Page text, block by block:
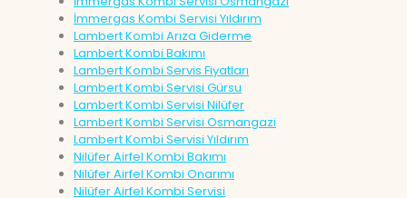
İmmergas Kombi Servisi Yıldırım
Lambert Kombi Arıza Giderme
Lambert Kombi Bakımı
Lambert Kombi Servis Fiyatları
Lambert Kombi Servisi Gürsu
Lambert Kombi Servisi Nilüfer
Lambert Kombi Servisi Osmangazi
Lambert Kombi Servisi Yıldırım
Nilüfer Airfel Kombi Bakımı
Nilüfer Airfel Kombi Onarımı
Nilüfer Airfel Kombi Servisi